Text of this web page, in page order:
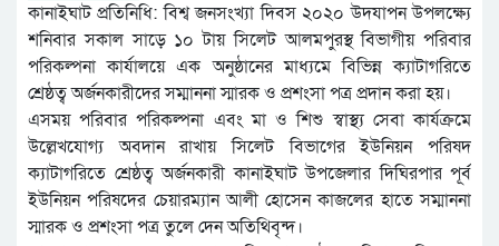
কানাইঘাট প্রতিনিধি: বিশ্ব জনসংখ্যা দিবস ২০২০ উদযাপন উপলক্ষ্যে
শনিবার সকাল সাড়ে ১০ টায় সিলেট আলমপুরস্থ বিভাগীয় পরিবার
পরিকল্পনা কার্যালয়ে এক অনুষ্ঠানের মাধ্যমে বিভিন্ন ক্যাটাগরিতে
শ্রেষ্ঠত্ব অর্জনকারীদের সম্মাননা স্মারক ও প্রশংসা পত্র প্রদান করা হয়।
এসময় পরিবার পরিকল্পনা এবং মা ও শিশু স্বাস্থ্য সেবা কার্যক্রমে
উল্লেখযোগ্য অবদান রাখায় সিলেট বিভাগের ইউনিয়ন পরিষদ
ক্যাটাগরিতে শ্রেষ্ঠত্ব অর্জনকারী কানাইঘাট উপজেলার দিঘিরপার পূর্ব
ইউনিয়ন পরিষদের চেয়ারম্যান আলী হোসেন কাজলের হাতে সম্মাননা
স্মারক ও প্রশংসা পত্র তুলে দেন অতিথিবৃন্দ।